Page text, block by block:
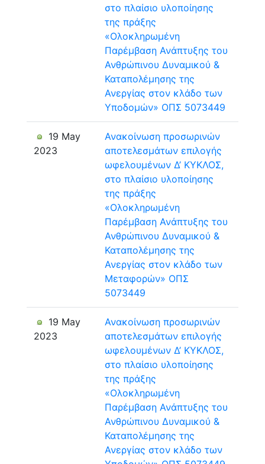
στο πλαίσιο υλοποίησης
της πράξης
«Ολοκληρωμένη
Παρέμβαση Ανάπτυξης του
Ανθρώπινου Δυναμικού &
Καταπολέμησης της
Ανεργίας στον κλάδο των
Υποδομών» ΟΠΣ 5073449
19 May
2023
Ανακοίνωση προσωρινών
αποτελεσμάτων επιλογής
ωφελουμένων Δ’ ΚΥΚΛΟΣ,
στο πλαίσιο υλοποίησης
της πράξης
«Ολοκληρωμένη
Παρέμβαση Ανάπτυξης του
Ανθρώπινου Δυναμικού &
Καταπολέμησης της
Ανεργίας στον κλάδο των
Μεταφορών» ΟΠΣ
5073449
19 May
2023
Ανακοίνωση προσωρινών
αποτελεσμάτων επιλογής
ωφελουμένων Δ’ ΚΥΚΛΟΣ,
στο πλαίσιο υλοποίησης
της πράξης
«Ολοκληρωμένη
Παρέμβαση Ανάπτυξης του
Ανθρώπινου Δυναμικού &
Καταπολέμησης της
Ανεργίας στον κλάδο των